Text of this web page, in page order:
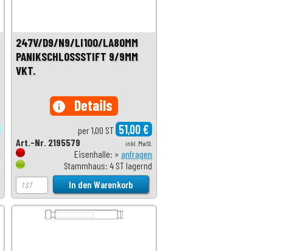
247V/D9/N9/LI100/LA80MM
PANIKSCHLOSSSTIFT 9/9MM
VKT.
info Details
per 1,00 ST 51,00 €
inkl. MwSt.
Art.-Nr. 2195579
Eisenhalle: » anfragen
Stammhaus: 4 ST lagernd